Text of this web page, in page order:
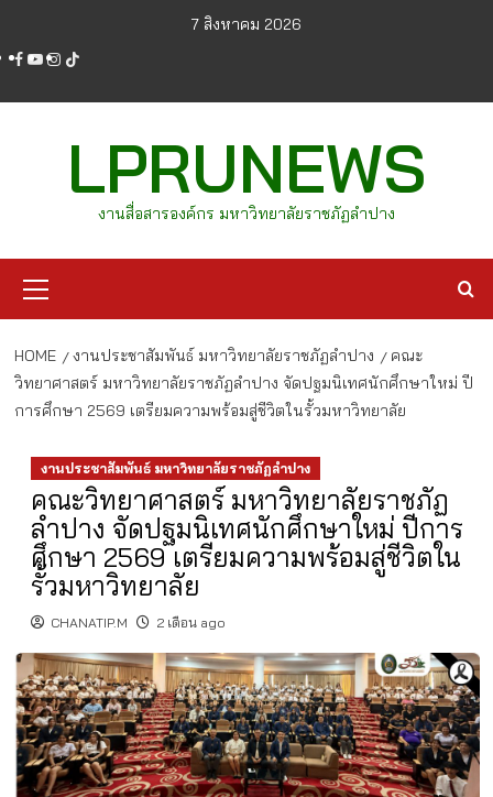
content
7 สิงหาคม 2026
facebook
youtube
instagram
tiktok
LPRUNEWS
งานสื่อสารองค์กร มหาวิทยาลัยราชภัฏลำปาง
Menu
HOME งานประชาสัมพันธ์ มหาวิทยาลัยราชภัฏลำปาง
คณะ
วิทยาศาสตร์ มหาวิทยาลัยราชภัฏลำปาง จัดปฐมนิเทศนักศึกษาใหม่ ปี
การศึกษา 2569 เตรียมความพร้อมสู่ชีวิตในรั้วมหาวิทยาลัย
งานประชาสัมพันธ์ มหาวิทยาลัยราชภัฏลำปาง
คณะวิทยาศาสตร์ มหาวิทยาลัยราชภัฏ
ลำปาง จัดปฐมนิเทศนักศึกษาใหม่ ปีการ
ศึกษา 2569 เตรียมความพร้อมสู่ชีวิตใน
รั้วมหาวิทยาลัย
CHANATIP.M 2 เดือน ago